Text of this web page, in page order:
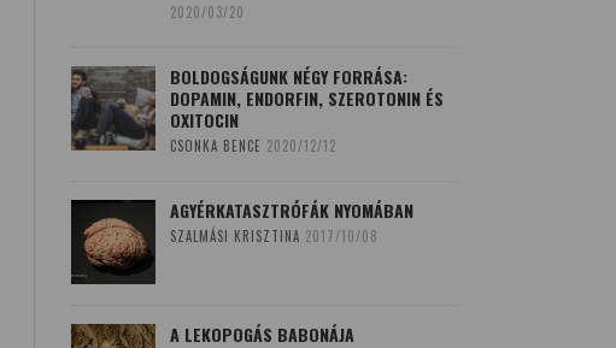
2020/03/20
BOLDOGSÁGUNK NÉGY FORRÁSA:
DOPAMIN, ENDORFIN, SZEROTONIN ÉS
OXITOCIN
CSONKA BENCE 2020/12/12
AGYÉRKATASZTRÓFÁK NYOMÁBAN
SZALMÁSI KRISZTINA 2017/10/08
A LEKOPOGÁS BABONÁJA